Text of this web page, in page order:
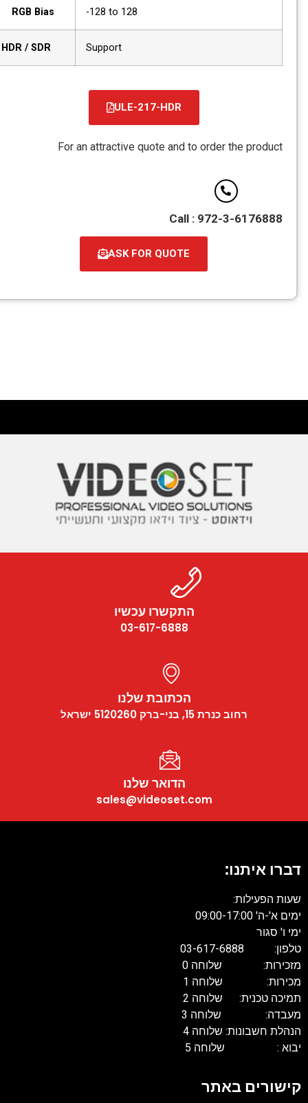
RGB Bias -128 to 128
HDR / SDR Support
ULE-217-HDR
קובץ
PDF
For an attractive quote and to order the product
Call : 972-3-6176888
ASK FOR QUOTE
התקשרו עכשיו
03-617-6888
הכתובת שלנו
רחוב כנרת 15, בני-ברק 5120260 ישראל
הדואר שלנו
sales@videoset.com
איתנו:
הפעילות:
א'-ה' 09:00-17:00
ו' סגור
03-617-6888
שלוחה 0
שלוחה 1
טכנית: שלוחה 2
שלוחה 3
חשבונות: שלוחה 4
: שלוחה 5
באתר